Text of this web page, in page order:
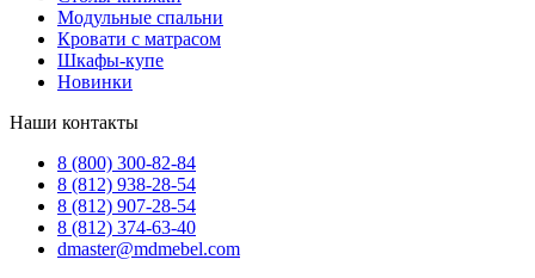
Модульные спальни
Кровати с матрасом
Шкафы-купе
Новинки
Наши контакты
8 (800) 300-82-84
8 (812) 938-28-54
8 (812) 907-28-54
8 (812) 374-63-40
dmaster@mdmebel.com